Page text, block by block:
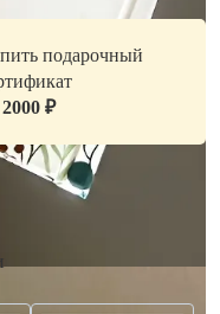
подарочный
₽